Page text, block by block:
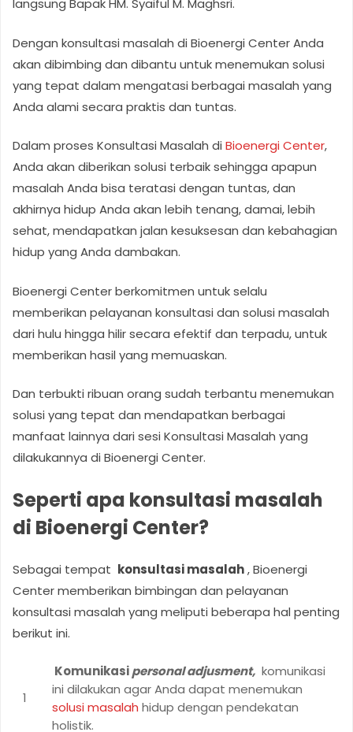
langsung Bapak HM. Syaiful M. Maghsri.
Dengan konsultasi masalah di Bioenergi Center Anda
akan dibimbing dan dibantu untuk menemukan solusi
yang tepat dalam mengatasi berbagai masalah yang
Anda alami secara praktis dan tuntas.
Dalam proses Konsultasi Masalah di Bioenergi Center,
Anda akan diberikan solusi terbaik sehingga apapun
masalah Anda bisa teratasi dengan tuntas, dan
akhirnya hidup Anda akan lebih tenang, damai, lebih
sehat, mendapatkan jalan kesuksesan dan kebahagian
hidup yang Anda dambakan.
Bioenergi Center berkomitmen untuk selalu
memberikan pelayanan konsultasi dan solusi masalah
dari hulu hingga hilir secara efektif dan terpadu, untuk
memberikan hasil yang memuaskan.
Dan terbukti ribuan orang sudah terbantu menemukan
solusi yang tepat dan mendapatkan berbagai
manfaat lainnya dari sesi Konsultasi Masalah yang
dilakukannya di Bioenergi Center.
Seperti apa konsultasi masalah
di Bioenergi Center?
Sebagai tempat konsultasi masalah , Bioenergi
Center memberikan bimbingan dan pelayanan
konsultasi masalah yang meliputi beberapa hal penting
berikut ini.
Komunikasipersonal adjusment, komunikasi
ini dilakukan agar Anda dapat menemukan
solusi masalah hidup dengan pendekatan
holistik.